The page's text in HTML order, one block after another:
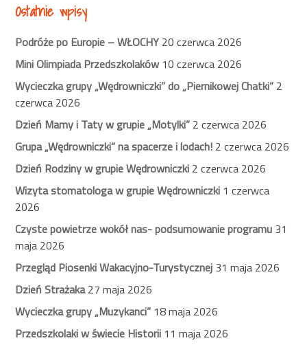
Ostatnie wpisy
Podróże po Europie – WŁOCHY20 czerwca 2026
Mini Olimpiada Przedszkolaków10 czerwca 2026
Wycieczka grupy „Wędrowniczki” do „Piernikowej Chatki” 2
czerwca 2026
Dzień Mamy i Taty w grupie „Motylki” 2 czerwca 2026
Grupa „Wędrowniczki” na spacerze i lodach! 2 czerwca 2026
Dzień Rodziny w grupie Wędrowniczki 2 czerwca 2026
Wizyta stomatologa w grupie Wędrowniczki 1 czerwca
2026
Czyste powietrze wokół nas- podsumowanie programu 31
maja 2026
Przegląd Piosenki Wakacyjno-Turystycznej 31 maja 2026
Dzień Strażaka27 maja 2026
Wycieczka grupy „Muzykanci” 18 maja 2026
Przedszkolaki w świecie Historii 11 maja 2026